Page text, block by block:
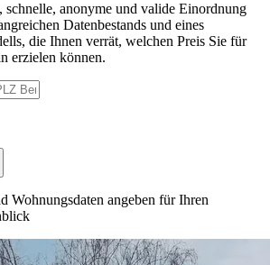
schnelle, anonyme und valide Einordnung
Datenbestands und eines
die Ihnen verrät, welchen Preis Sie für
erzielen können.
Wohnungsdaten angeben für Ihren